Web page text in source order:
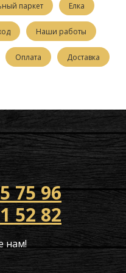
паркет Елка
Наши работы
Оплата Доставка
75 96
52 82
нам!